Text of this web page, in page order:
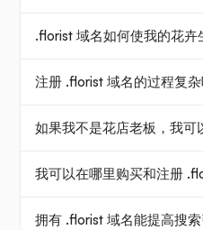
.florist 域名如何使我的花卉
注册 .florist 域名的过程复杂
如果我不是花店老板，我可
我可以在哪里购买和注册
拥有 .florist 域名能提高搜索